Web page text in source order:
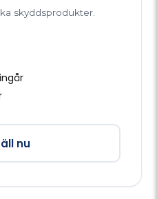
skyddsprodukter.
nu